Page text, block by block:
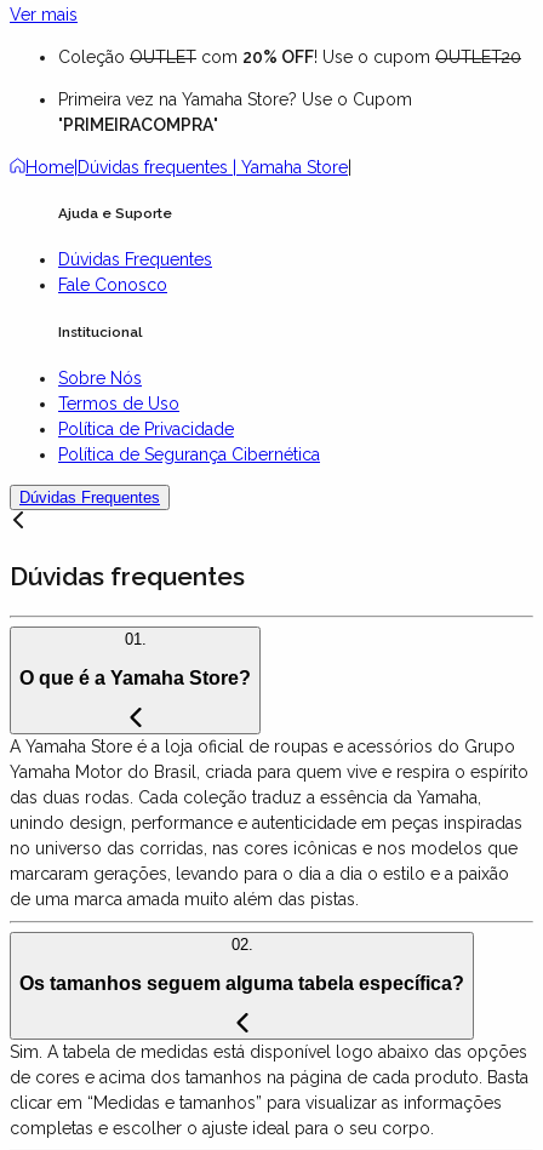
Ver mais
Coleção OUTLET com 20% OFF! Use o cupom OUTLET20
Primeira vez na Yamaha Store? Use o Cupom
"PRIMEIRACOMPRA"
Home Dúvidas frequentes | Yamaha Store
Ajuda e Suporte
Dúvidas Frequentes
Fale Conosco
Institucional
Sobre Nós
Termos de Uso
Política de Privacidade
Política de Segurança Cibernética
Dúvidas Frequentes
Dúvidas frequentes
01.
O que é a Yamaha Store?
A Yamaha Store é a loja oficial de roupas e acessórios do Grupo
Yamaha Motor do Brasil, criada para quem vive e respira o espírito
das duas rodas. Cada coleção traduz a essência da Yamaha,
unindo design, performance e autenticidade em peças inspiradas
no universo das corridas, nas cores icônicas e nos modelos que
marcaram gerações, levando para o dia a dia o estilo e a paixão
de uma marca amada muito além das pistas.
02.
Os tamanhos seguem alguma tabela específica?
Sim. A tabela de medidas está disponível logo abaixo das opções
de cores e acima dos tamanhos na página de cada produto. Basta
clicar em “Medidas e tamanhos” para visualizar as informações
completas e escolher o ajuste ideal para o seu corpo.